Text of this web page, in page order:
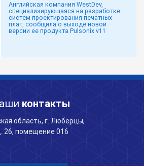
Английская компания WestDev,
специализирующаяся на разработке
систем проектирования печатных
плат, сообщила о выходе новой
версии ее продукта Pulsonix v11
контакты
область, г. Люберцы,
26, помещение 016